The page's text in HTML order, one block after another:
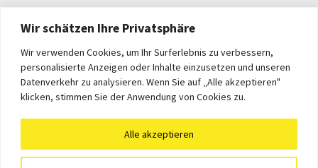
Wir schätzen Ihre Privatsphäre
Wir verwenden Cookies, um Ihr Surferlebnis zu verbessern,
personalisierte Anzeigen oder Inhalte einzusetzen und unseren
Datenverkehr zu analysieren. Wenn Sie auf „Alle akzeptieren"
klicken, stimmen Sie der Anwendung von Cookies zu.
Alle akzeptieren